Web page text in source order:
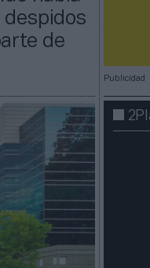
despidos
de
Publicidad